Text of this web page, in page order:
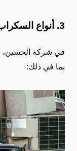
3. أنواع السكراب التي نشتريها في الدمام
في شركة الحسين،
بما في ذلك: